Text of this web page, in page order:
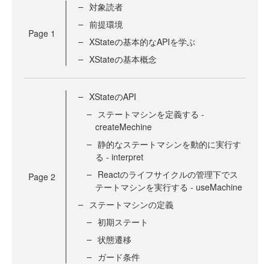
Page 1
対象読者
前提環境
XStateの基本的なAPIを学ぶ
XStateの基本概念
Page 2
XStateのAPI
ステートマシンを定義する -
createMechine
静的なステートマシンを動的に実行す
る - interpret
Reactのライフサイクルの管理下でス
テートマシンを実行する - useMachine
ステートマシンの定義
初期ステート
状態遷移
ガード条件